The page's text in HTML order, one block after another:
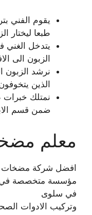
يقوم الفني
طبعا ليختار
يتدخل الغني
الزبون الى
نرشد الزبون
الذين
نمتلك خبرات
ضمن قسم
معلم
افضل شركة مضخات
مؤسسة متخصصة في
في سلوى
وتركيب الادوات